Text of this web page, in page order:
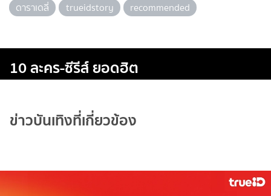
ดาราเดลี่
trueidstory recommended
10 ละคร-ซีรีส์ ยอดฮิต
ข่าวบันเทิงที่เกี่ยวข้อง